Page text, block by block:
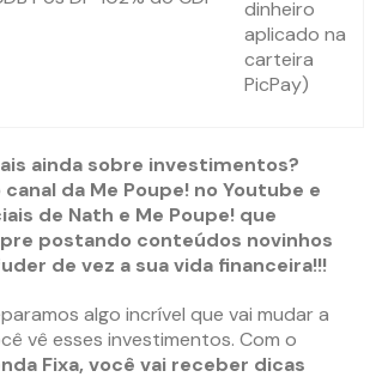
dinheiro
aplicado na
carteira
PicPay)
ainda sobre investimentos?
da Me Poupe! no Youtube e
de Nath e Me Poupe! que
postando conteúdos novinhos
de vez a sua vida financeira!!!
algo incrível que vai mudar a
vê esses investimentos. Com o
Fixa, você vai receber dicas